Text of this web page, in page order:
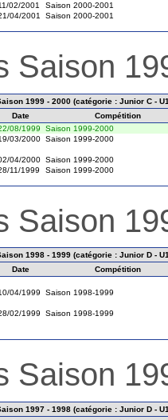
02/2001 Saison 2000-2001
04/2001 Saison 2000-2001
Saison
1999 - 2000 (catégorie : Junior C -
Date Compétition
08/1999 Saison 1999-2000
03/2000 Saison 1999-2000
04/2000 Saison 1999-2000
11/1999 Saison 1999-2000
Saison
1998 - 1999 (catégorie : Junior D -
Date Compétition
04/1999 Saison 1998-1999
02/1999 Saison 1998-1999
Saison
1997 - 1998 (catégorie : Junior D -